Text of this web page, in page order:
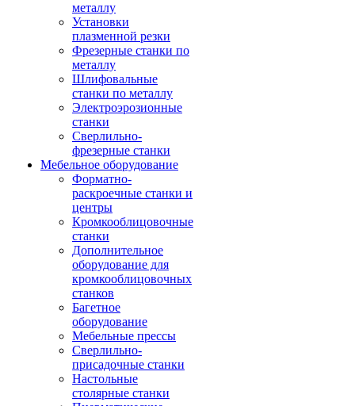
металлу
Установки
плазменной резки
Фрезерные станки по
металлу
Шлифовальные
станки по металлу
Электроэрозионные
станки
Сверлильно-
фрезерные станки
Мебельное оборудование
Форматно-
раскроечные станки и
центры
Кромкооблицовочные
станки
Дополнительное
оборудование для
кромкооблицовочных
станков
Багетное
оборудование
Мебельные прессы
Сверлильно-
присадочные станки
Настольные
столярные станки